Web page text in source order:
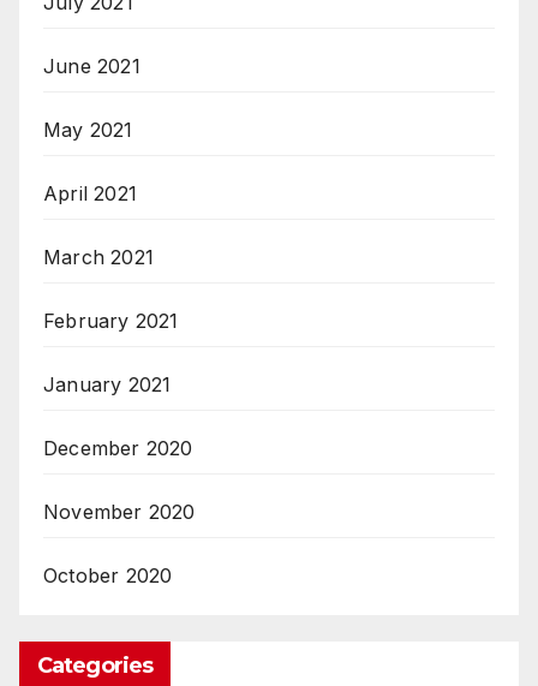
June 2021
May 2021
April 2021
March 2021
February 2021
January 2021
December 2020
November 2020
October 2020
Categories